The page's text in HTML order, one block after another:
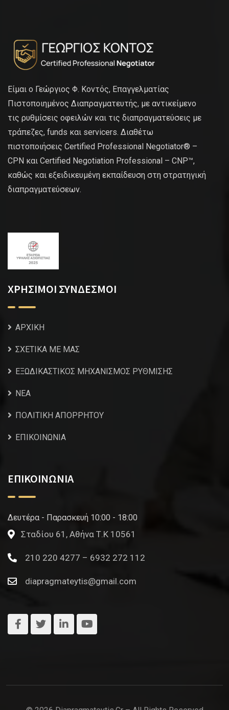
Είμαι ο Γεώργιος Φ. Κοντός, Επαγγελματίας
Πιστοποιημένος Διαπραγματευτής, με αντικείμενο
τις ρυθμίσεις οφειλών και τις διαπραγματεύσεις με
τράπεζες, funds και servicers. Διαθέτω
πιστοποιήσεις Certified Professional Negotiator® –
CPN και Certified Negotiation Professional – CNP™,
καθώς και εξειδικευμένη εκπαίδευση στη στρατηγική
διαπραγματεύσεων.
ΧΡΗΣΙΜΟΙ ΣΥΝΔΕΣΜΟΙ
ΑΡΧΙΚΗ
ΣΧΕΤΙΚΑ ΜΕ ΜΑΣ
ΕΞΩΔΙΚΑΣΤΙΚΟΣ ΜΗΧΑΝΙΣΜΟΣ ΡΥΘΜΙΣΗΣ
NEA
ΠΟΛΙΤΙΚΗ ΑΠΟΡΡΗΤΟΥ
ΕΠΙΚΟΙΝΩΝΙΑ
ΕΠΙΚΟΙΝΩΝΙΑ
Δευτέρα - Παρασκευή 10:00 - 18:00
Σταδίου 61, Αθήνα Τ.Κ 10561
210 220 4277 – 6932 272 112
diapragmateytis@gmail.com